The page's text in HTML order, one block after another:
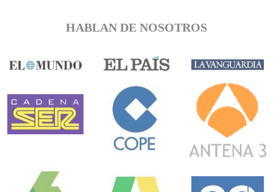
HABLAN DE NOSOTROS